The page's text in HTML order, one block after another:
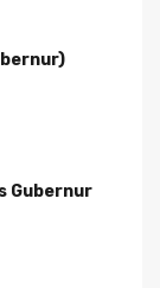
Gubernur